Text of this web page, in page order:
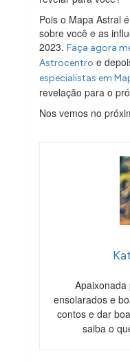
Pois o Mapa Astral
sobre você e as
2023.Faça agora
Astrocentro e
especialistas em
revelação para o
Nos vemos no
ensolarados e
contos e dar
saiba o